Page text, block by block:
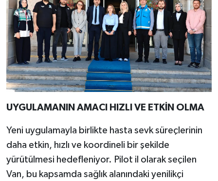
UYGULAMANIN AMACI HIZLI VE ETKİN OLMA
Yeni uygulamayla birlikte hasta sevk süreçlerinin
daha etkin, hızlı ve koordineli bir şekilde
yürütülmesi hedefleniyor. Pilot il olarak seçilen
Van, bu kapsamda sağlık alanındaki yenilikçi